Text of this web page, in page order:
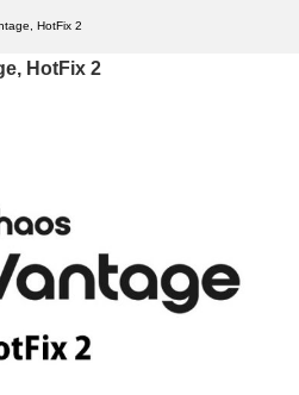
HotFix 2
HotFix 2